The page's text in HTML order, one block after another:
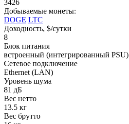
3426
Добываемые монеты:
DOGE LTC
Доходность, $/сутки
8
Блок питания
встроенный (интегрированный PSU)
Сетевое подключение
Ethernet (LAN)
Уровень шума
81 дБ
Вес нетто
13.5 кг
Вес брутто